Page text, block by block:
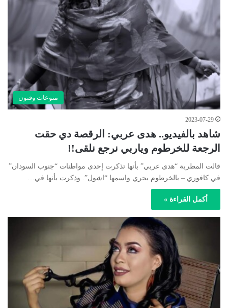
منوعات وفنون
2023-07-29
شاهد بالفيديو.. هدى عربي: الرقصة دي حقت
الرجعة للخرطوم وياربي نرجع نلقى!!
قالت المطربة “هدى عربي” بأنها تذكرت إحدى مواطنات “جنوب السودان”
في كافوري – بالخرطوم بحري واسمها “اشول”. وذكرت بأنها في…
أكمل القراءة »